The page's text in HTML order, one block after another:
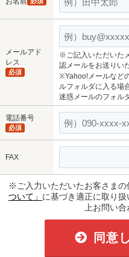
メールアド
レス
必須
※ご記入いただいた
認メールをお送りい
※Yahoo!メールなど
ルフォルダに入る場
迷惑メールのフォル
電話番号
必須
FAX
※ご入力いただいたお客さまの
ついて」 に基づき適正に取り
上お問い
同意